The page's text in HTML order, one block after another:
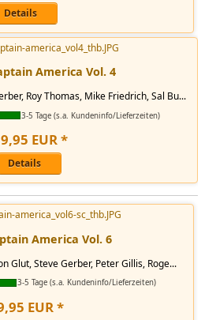
Details
America Vol. 4
Roy Thomas, Mike Friedrich, Sal Bu...
3-5 Tage (s.a. Kundeninfo/Lieferzeiten)
,95 EUR*
Details
America Vol. 6
Glut, Steve Gerber, Peter Gillis, Roge...
3-5 Tage (s.a. Kundeninfo/Lieferzeiten)
,95 EUR*